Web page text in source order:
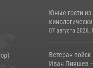
Юные гости из
07 августа 2026,
Ветеран
Иван Пияшев